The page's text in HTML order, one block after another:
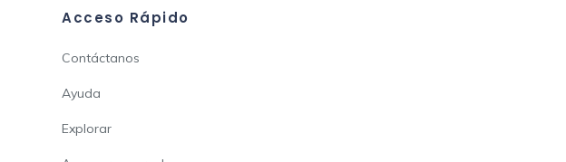
Acceso Rápido
Contáctanos
Ayuda
Explorar